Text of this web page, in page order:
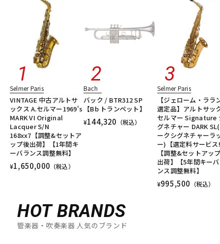
Selmer Paris
VINTAGE 中古アルトサ
ックス A.セルマー1969's
MARK VI Original
Lacquer S/N
168xx7【調整&セットア
ップ後出荷】【1年間キ
ーバランス調整無料】
¥1,650,000 （税込）
Bach
バック / BTR312 SP
【Bb トランペット】
¥144,320 （税込）
Selmer Paris
【ジェローム・ララ
選定品】アルトサッ
セルマー Signature
グネチャー DARK
ークシグネチャーラ
ー)【選定料サービ
【調整&セットアッ
出荷】【5年間キー
ンス調整無料】
¥995,500 （税込）
HOT BRANDS
管楽器・吹奏楽器 人気のブランド